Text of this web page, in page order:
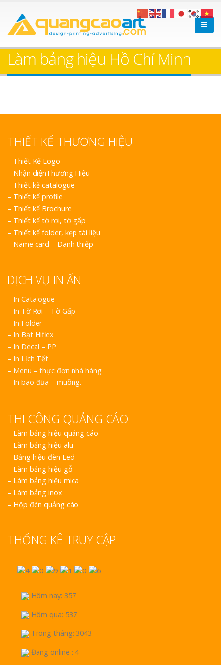
Làm bảng hiệu Hồ Chí Minh
THIẾT KẾ THƯƠNG HIỆU
– Thiết Kế Logo
– Nhận diệnThương Hiệu
– Thiết kế catalogue
– Thiết kế profile
– Thiết kế Brochure
– Thiết kế tờ rơi, tờ gấp
– Thiết kế folder, kẹp tài liệu
– Name card – Danh thiếp
DỊCH VỤ IN ẤN
– In Catalogue
– In Tờ Rơi – Tờ Gấp
– In Folder
– In Bạt Hiflex
– In Decal – PP
– In Lịch Tết
– Menu – thực đơn nhà hàng
– In bao đũa – muỗng.
THI CÔNG QUẢNG CÁO
– Làm bảng hiệu quảng cáo
– Làm bảng hiệu alu
– Bảng hiệu đèn Led
– Làm bảng hiệu gỗ
– Làm bảng hiệu mica
– Làm bảng inox
– Hộp đèn quảng cáo
THỐNG KÊ TRUY CẬP
Hôm nay: 357
Hôm qua: 537
Trong tháng: 3043
Đang online : 4